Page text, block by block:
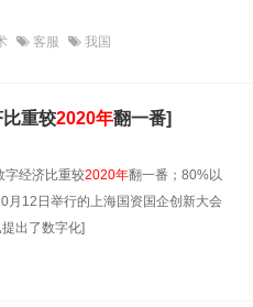
客服 我国
重较2020年翻一番]
字经济比重较2020年翻一番；80%以
12日举行的上海国资国企创新大会
出了数字化]